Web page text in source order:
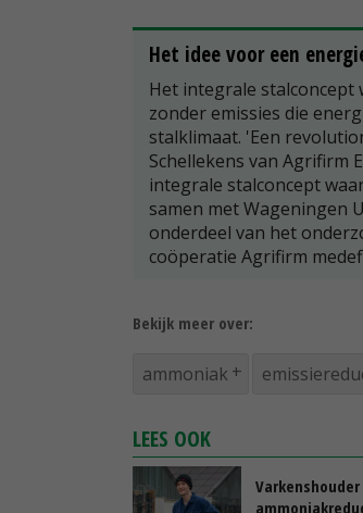
Het idee voor een
Het integrale stalconcept
zonder emissies die
stalklimaat. 'Een
Schellekens van Agrifirm
integrale stalconcept
samen met Wageningen
onderdeel van het
coöperatie Agrifirm
Bekijk meer over:
ammoniak
LEES OOK